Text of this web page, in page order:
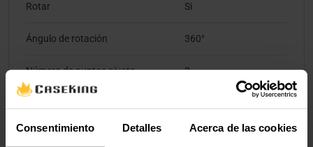
Consentimiento Detalles Acerca de las cookies
Rotar Si
Ángulo de rotación 360°
Número de puntos pivote 3